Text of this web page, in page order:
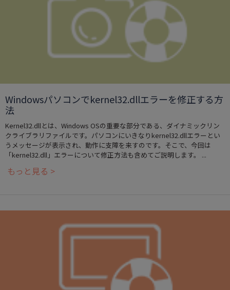
Windowsパソコンでkernel32.dllエラーを修正する方
法
Kernel32.dllとは、Windows OSの重要な部分である、ダイナミックリン
クライブラリファイルです。パソコンにいきなりkernel32.dllエラーとい
うメッセージが表示され、動作に支障を来すのです。そこで、今回は
「kernel32.dll」エラーについて修正方法も含めてご説明します。 ...
もっと見る >